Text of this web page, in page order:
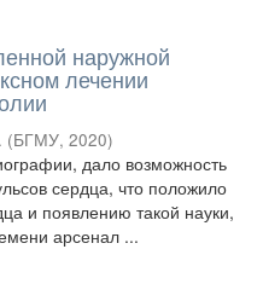
наружной
лечении
(БГМУ, 2020)
дало возможность
сердца, что положило
и появлению такой науки,
арсенал ...